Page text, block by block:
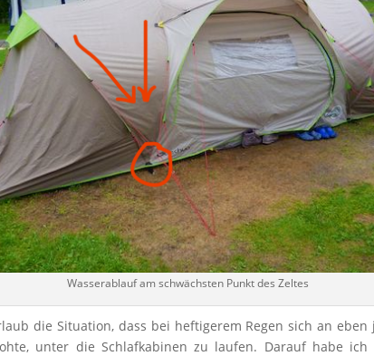
Wasserablauf am schwächsten Punkt des Zeltes
die Situation, dass bei heftigerem Regen sich an eben
unter die Schlafkabinen zu laufen. Darauf habe